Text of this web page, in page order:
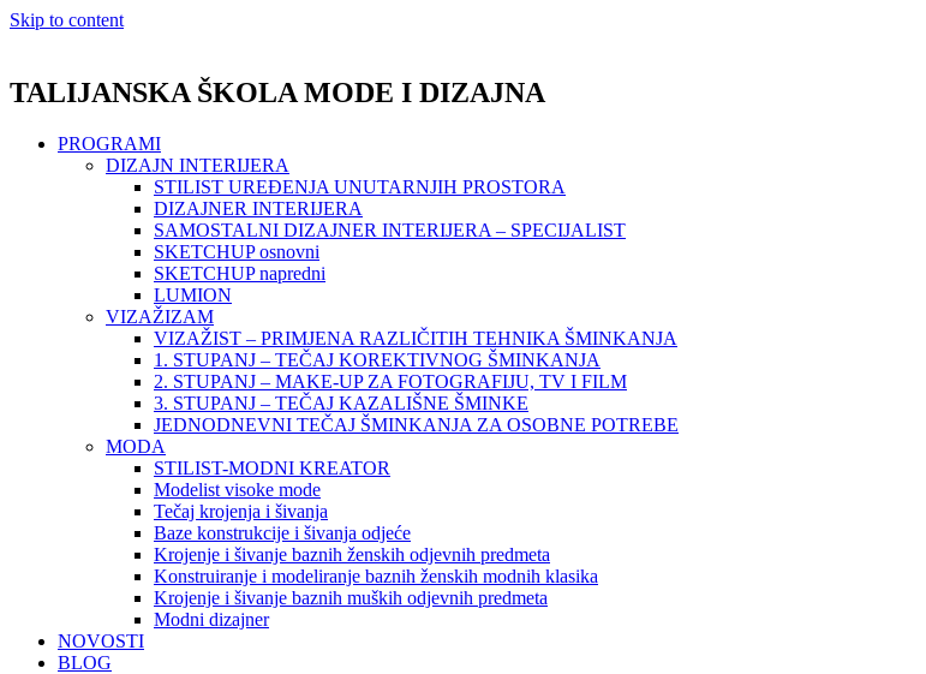
Skip to content
TALIJANSKA ŠKOLA MODE I DIZAJNA
PROGRAMI
DIZAJN INTERIJERA
STILIST UREĐENJA UNUTARNJIH PROSTORA
DIZAJNER INTERIJERA
SAMOSTALNI DIZAJNER INTERIJERA – SPECIJALIST
SKETCHUP osnovni
SKETCHUP napredni
LUMION
VIZAŽIZAM
VIZAŽIST – PRIMJENA RAZLIČITIH TEHNIKA ŠMINKANJA
1. STUPANJ – TEČAJ KOREKTIVNOG ŠMINKANJA
2. STUPANJ – MAKE-UP ZA FOTOGRAFIJU, TV I FILM
3. STUPANJ – TEČAJ KAZALIŠNE ŠMINKE
JEDNODNEVNI TEČAJ ŠMINKANJA ZA OSOBNE POTREBE
MODA
STILIST-MODNI KREATOR
Modelist visoke mode
Tečaj krojenja i šivanja
Baze konstrukcije i šivanja odjeće
Krojenje i šivanje baznih ženskih odjevnih predmeta
Konstruiranje i modeliranje baznih ženskih modnih klasika
Krojenje i šivanje baznih muških odjevnih predmeta
Modni dizajner
NOVOSTI
BLOG